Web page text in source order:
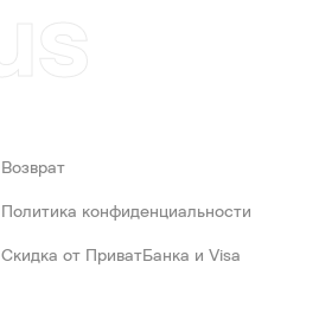
Возврат
Политика конфиденциальности
Скидка от ПриватБанка и Visa